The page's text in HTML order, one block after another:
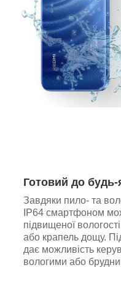
Готовий до
Завдяки пило- та
IP64 смартфоном
підвищеної
або крапель дощу.
дає можливість
вологими або